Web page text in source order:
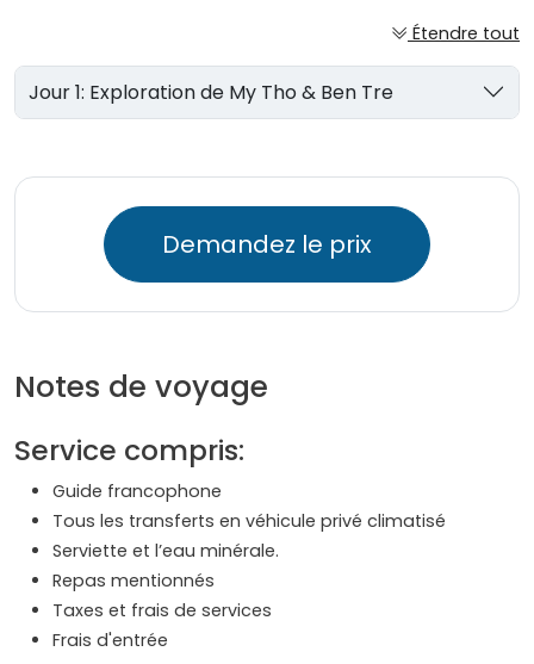
Étendre tout
Jour 1: Exploration de My Tho & Ben Tre
Demandez le prix
Notes de voyage
Service compris:
Guide francophone
Tous les transferts en véhicule privé climatisé
Serviette et l’eau minérale.
Repas mentionnés
Taxes et frais de services
Frais d'entrée